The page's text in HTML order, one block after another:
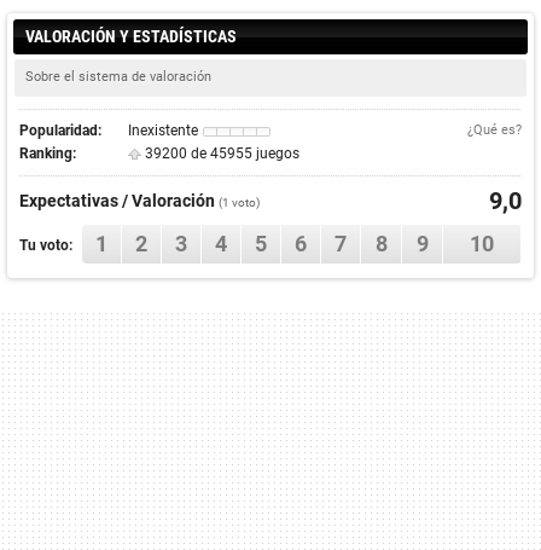
VALORACIÓN Y ESTADÍSTICAS
Sobre el sistema de valoración
Popularidad: Inexistente ¿Qué es?
Ranking: 39200 de 45955 juegos
Expectativas / Valoración (1 voto) 9,0
Tu voto: 1 2 3 4 5 6 7 8 9 10